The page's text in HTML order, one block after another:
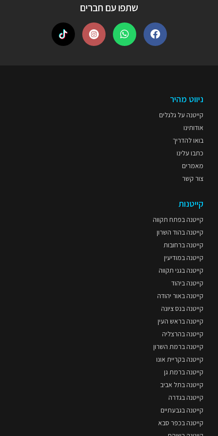
שתפו עם חברים
ניווט מהיר
קייטנה על גלגלים
אודותינו
בואו להדריך
כתבו עלינו
מאמרים
צור קשר
קייטנות
קייטנה בפתח תקווה
קייטנה בהוד השרון
קייטנה ברחובות
קייטנה במודיעין
קייטנה בגני תקווה
קייטנה ביהוד
קייטנה באור יהודה
קייטנה בנס ציונה
קייטנה בראש העין
קייטנה בהרצליה
קייטנה ברמת השרון
קייטנה בקריית אונו
קייטנה ברמת גן
קייטנה בתל אביב
קייטנה בגדרה
קייטנה בגבעתיים
קייטנה בכפר סבא